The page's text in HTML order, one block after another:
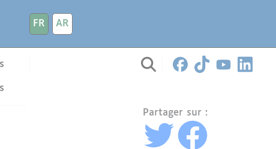
FR
AR
Partager sur :